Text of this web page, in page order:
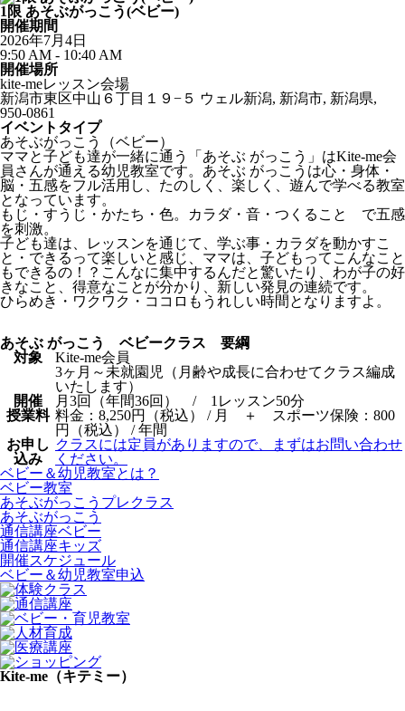
1限 あそぶがっこう(ベビー)
開催期間
2026年7月4日
9:50 AM - 10:40 AM
開催場所
kite-meレッスン会場
新潟市東区中山６丁目１９−５ ウェル新潟, 新潟市, 新潟県,
950-0861
イベントタイプ
あそぶがっこう（ベビー）
ママと子ども達が一緒に通う「あそぶ がっこう」はKite-me会
員さんが通える幼児教室です。あそぶ がっこうは心・身体・
脳・五感をフル活用し、たのしく、楽しく、遊んで学べる教室
となっています。
もじ・すうじ・かたち・色。カラダ・音・つくること で五感
を刺激。
子ども達は、レッスンを通じて、学ぶ事・カラダを動かすこ
と・できるって楽しいと感じ、ママは、子どもってこんなこと
もできるの！？こんなに集中するんだと驚いたり、わが子の好
きなこと、得意なことが分かり、新しい発見の連続です。
ひらめき・ワクワク・ココロもうれしい時間となりますよ。
あそぶ がっこう ベビークラス 要綱
対象
Kite-me会員
3ヶ月～未就園児（月齢や成長に合わせてクラス編成
いたします）
開催
月3回（年間36回） / 1レッスン50分
授業料 料金：8,250円（税込） / 月 ＋ スポーツ保険：800
円（税込） / 年間
お申し
込み
クラスには定員がありますので、まずはお問い合わせ
ください。
ベビー＆幼児教室とは？
ベビー教室
あそぶがっこうプレクラス
あそぶがっこう
通信講座ベビー
通信講座キッズ
開催スケジュール
ベビー＆幼児教室申込
Kite-me（キテミー）